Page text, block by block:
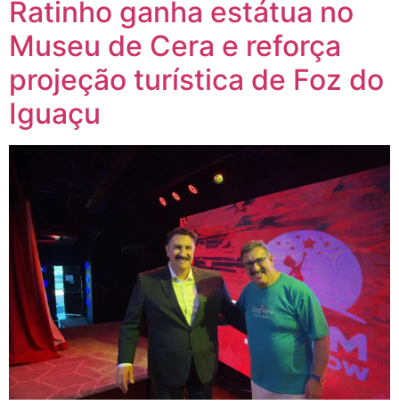
Ratinho ganha estátua no
Museu de Cera e reforça
projeção turística de Foz do
Iguaçu